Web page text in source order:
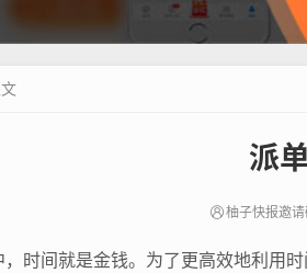
派
柚子快报邀请
时间就是金钱。为了更高效地利用